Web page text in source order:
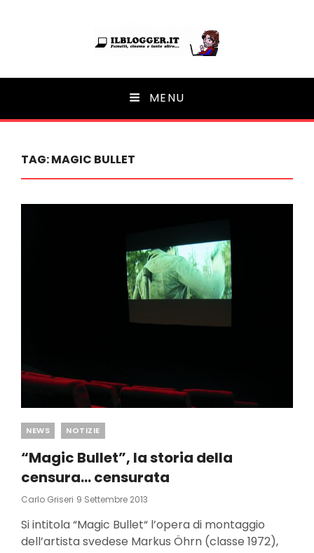
Ilblogger.it
Il portalino di blog | MENU
TAG:MAGIC BULLET
Categories
NEWS NOTIZIE
“Magic Bullet”, la storia della
censura… censurata
Carlo Griseri Posted
9 Settembre 2013
Si intitola “Magic Bullet“ l’opera di montaggio
dell’artista svedese Markus Öhrn (classe 1972),